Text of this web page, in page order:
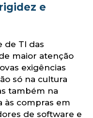
e
de TI das
maior atenção
exigências
só na cultura
também na
às compras em
de software e